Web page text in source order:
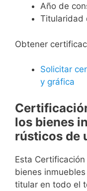
Año de
Titularidad
Obtener
Solicitar
y gráfica
los bienes
rústicos de
Esta
bienes
titular en todo el